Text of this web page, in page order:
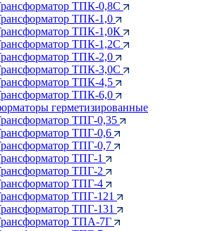
ТПК-0,8С
ТПК-1,0
ТПК-1,0К
ТПК-1,2С
ТПК-2,0
ТПК-3,0С
ТПК-4,5
ТПК-6,0
герметизированные
ТПГ-0,35
ТПГ-0,6
ТПГ-0,7
ТПГ-1
ТПГ-2
ТПГ-4
ТПГ-121
ТПГ-131
ТПА-7Г